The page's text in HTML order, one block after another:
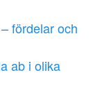
fördelar och
ab i olika